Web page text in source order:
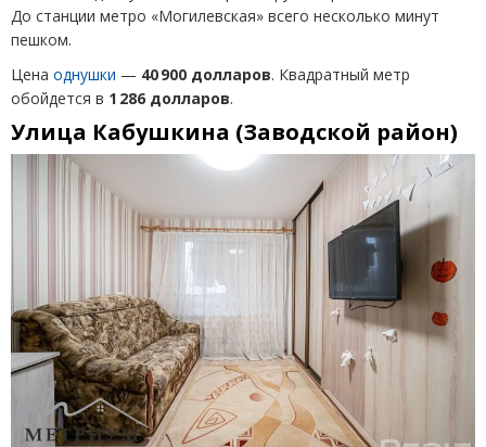
До станции метро «Могилевская» всего несколько минут
пешком.
Цена однушки — 40 900 долларов. Квадратный метр
обойдется в 1 286 долларов.
Улица Кабушкина (Заводской район)